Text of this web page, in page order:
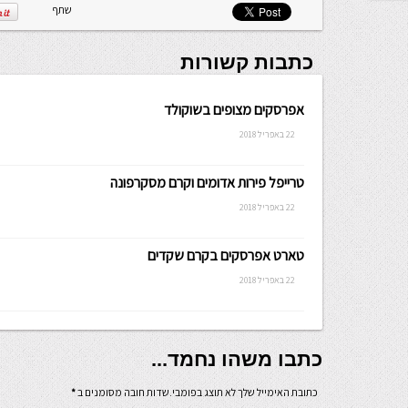
שלה ניתנת
לכתיבה.
שתף
כתבות קשורות
אפרסקים מצופים בשוקולד
22 באפריל 2018
טרייפל פירות אדומים וקרם מסקרפונה
22 באפריל 2018
טארט אפרסקים בקרם שקדים
22 באפריל 2018
כתבו משהו נחמד...
כתובת האימייל שלך לא תוצג בפומבי.שדות חובה מסומנים ב*